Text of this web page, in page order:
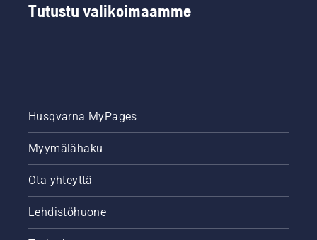
Tutustu valikoimaamme
Husqvarna MyPages
Myymälähaku
Ota yhteyttä
Lehdistöhuone